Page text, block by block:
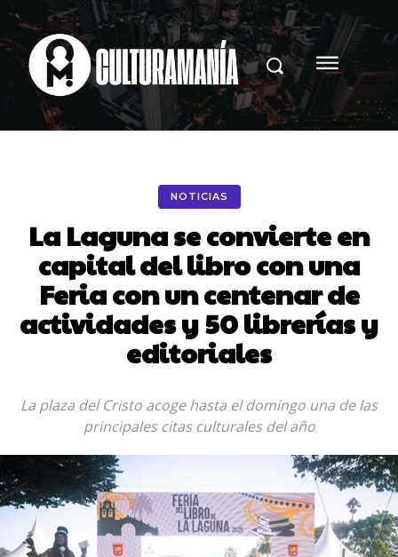
NOTICIAS
La Laguna se convierte en
capital del libro con una
Feria con un centenar de
actividades y 50 librerías y
editoriales
La plaza del Cristo acoge hasta el domingo una de las
principales citas culturales del año